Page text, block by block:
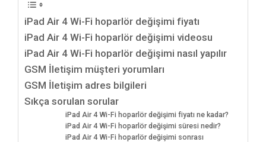
iPad Air 4 Wi-Fi hoparlör değişimi fiyatı
iPad Air 4 Wi-Fi hoparlör değişimi videosu
iPad Air 4 Wi-Fi hoparlör değişimi nasıl yapılır
GSM İletişim müşteri yorumları
GSM İletişim adres bilgileri
Sıkça sorulan sorular
iPad Air 4 Wi-Fi hoparlör değişimi fiyatı ne kadar?
iPad Air 4 Wi-Fi hoparlör değişimi süresi nedir?
iPad Air 4 Wi-Fi hoparlör değişimi sonrası